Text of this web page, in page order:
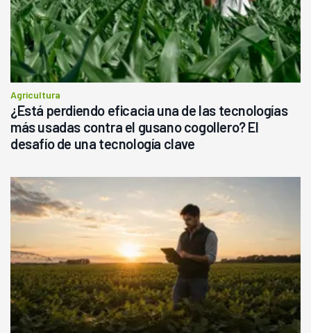
Agricultura
¿Está perdiendo eficacia una de las tecnologías
más usadas contra el gusano cogollero? El
desafío de una tecnología clave